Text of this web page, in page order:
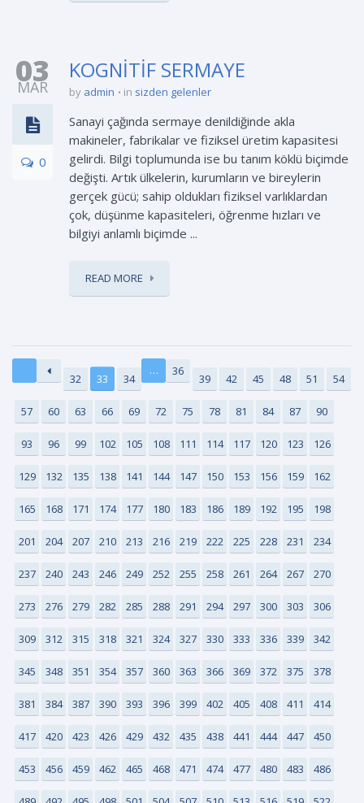
03
MAR
0
KOGNİTİF SERMAYE
by admin in sizden gelenler
Sanayi çağında sermaye denildiğinde akla
makineler, fabrikalar ve fiziksel üretim kapasitesi
gelirdi. Bilgi toplumunda ise bu tanım köklü biçimde
değişti. Artık ülkelerin, kurumların ve bireylerin
gerçek gücü; sahip oldukları fiziksel varlıklardan
çok, düşünme kapasiteleri, öğrenme hızları ve
bilgiyi anlamlı biçimde ...
READ MORE
32 33 34
… 36
39 42 45 48 51 54
57 60 63 66 69 72 75 78 81 84 87 90
93 96 99 102 105 108 111 114 117 120 123 126
129 132 135 138 141 144 147 150 153 156 159 162
165 168 171 174 177 180 183 186 189 192 195 198
201 204 207 210 213 216 219 222 225 228 231 234
237 240 243 246 249 252 255 258 261 264 267 270
273 276 279 282 285 288 291 294 297 300 303 306
309 312 315 318 321 324 327 330 333 336 339 342
345 348 351 354 357 360 363 366 369 372 375 378
381 384 387 390 393 396 399 402 405 408 411 414
417 420 423 426 429 432 435 438 441 444 447 450
453 456 459 462 465 468 471 474 477 480 483 486